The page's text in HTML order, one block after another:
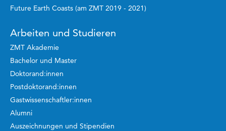
Future Earth Coasts (am ZMT 2019 - 2021)
Arbeiten und Studieren
ZMT Akademie
Bachelor und Master
Doktorand:innen
Postdoktorand:innen
Gastwissenschaftler:innen
Alumni
Auszeichnungen und Stipendien